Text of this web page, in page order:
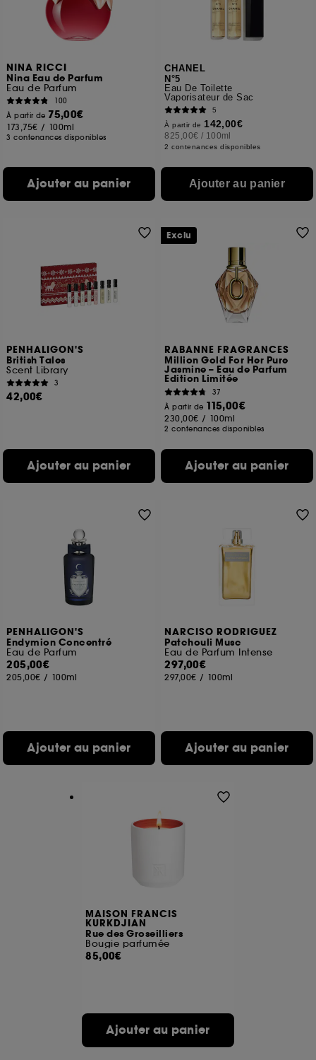
NINA RICCI
Nina Eau de Parfum
Eau de Parfum
100
À partir de 75,00€
173,75€ / 100ml
3 contenances disponibles
Ajouter au panier
CHANEL
N°5
Eau De Toilette
Vaporisateur de Sac
5
À partir de 142,00€
825,00€ / 100ml
2 contenances disponibles
Ajouter au panier
PENHALIGON'S
British Tales
Scent Library
3
42,00€
Ajouter au panier
RABANNE FRAGRANCES
Million Gold For Her Pure
Jasmine – Eau de Parfum
Edition Limitée
37
À partir de 115,00€
230,00€ / 100ml
2 contenances disponibles
Ajouter au panier
Exclu
PENHALIGON'S
Endymion Concentré
Eau de Parfum
205,00€
205,00€ / 100ml
Ajouter au panier
NARCISO RODRIGUEZ
Patchouli Musc
Eau de Parfum Intense
297,00€
297,00€ / 100ml
Ajouter au panier
MAISON FRANCIS
KURKDJIAN
Rue des Groseilliers
Bougie parfumée
85,00€
Ajouter au panier